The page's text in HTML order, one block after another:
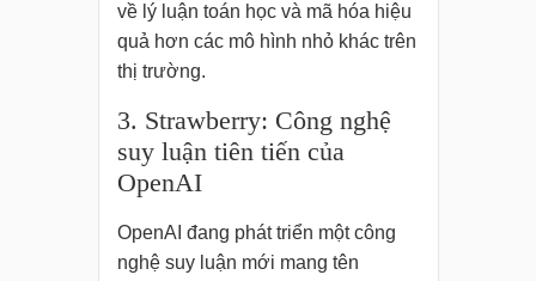
về lý luận toán học và mã hóa hiệu
quả hơn các mô hình nhỏ khác trên
thị trường.
3. Strawberry: Công nghệ
suy luận tiên tiến của
OpenAI
OpenAI đang phát triển một công
nghệ suy luận mới mang tên